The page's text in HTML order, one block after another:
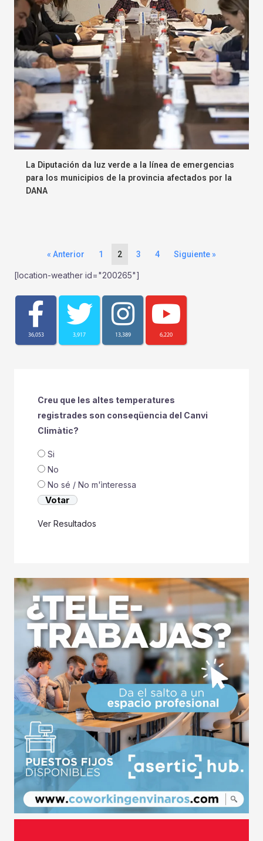
La Diputación da luz verde a la línea de emergencias
para los municipios de la provincia afectados por la
DANA
« Anterior 1 2 3 4 Siguiente »
[location-weather id="200265"]
36,053 3,917 13,389 6,220
Creu que les altes temperatures
registrades son conseqüencia del Canvi
Climàtic?
Si
No
No sé / No m'ìnteressa
Ver Resultados